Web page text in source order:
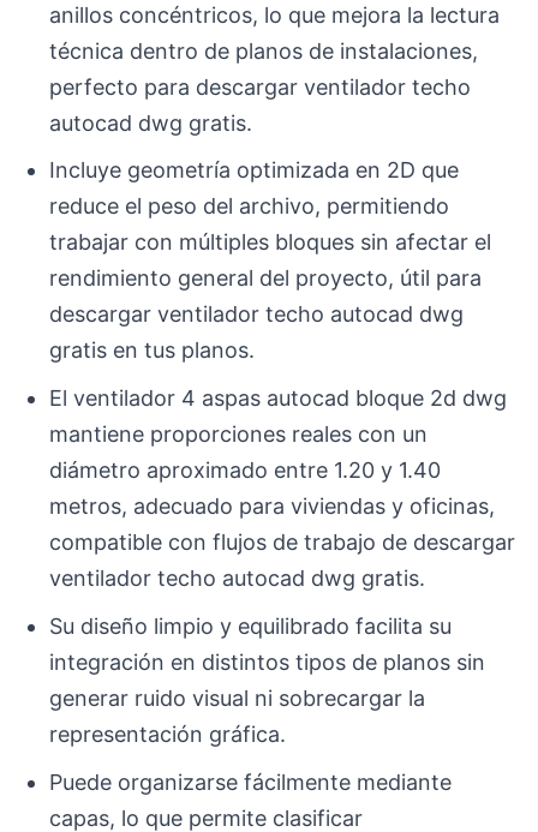
anillos concéntricos, lo que mejora la lectura
técnica dentro de planos de instalaciones,
perfecto para descargar ventilador techo
autocad dwg gratis.
Incluye geometría optimizada en 2D que
reduce el peso del archivo, permitiendo
trabajar con múltiples bloques sin afectar el
rendimiento general del proyecto, útil para
descargar ventilador techo autocad dwg
gratis en tus planos.
El ventilador 4 aspas autocad bloque 2d dwg
mantiene proporciones reales con un
diámetro aproximado entre 1.20 y 1.40
metros, adecuado para viviendas y oficinas,
compatible con flujos de trabajo de descargar
ventilador techo autocad dwg gratis.
Su diseño limpio y equilibrado facilita su
integración en distintos tipos de planos sin
generar ruido visual ni sobrecargar la
representación gráfica.
Puede organizarse fácilmente mediante
capas, lo que permite clasificar